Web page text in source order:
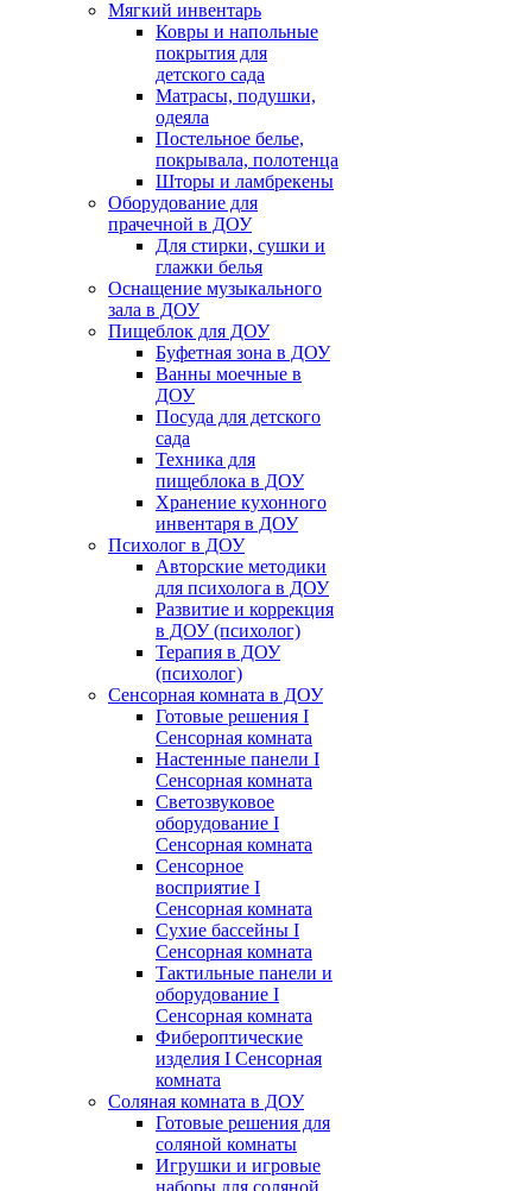
Мягкий инвентарь
Ковры и напольные
покрытия для
детского сада
Матрасы, подушки,
одеяла
Постельное белье,
покрывала, полотенца
Шторы и ламбрекены
Оборудование для
прачечной в ДОУ
Для стирки, сушки и
глажки белья
Оснащение музыкального
зала в ДОУ
Пищеблок для ДОУ
Буфетная зона в ДОУ
Ванны моечные в
ДОУ
Посуда для детского
сада
Техника для
пищеблока в ДОУ
Хранение кухонного
инвентаря в ДОУ
Психолог в ДОУ
Авторские методики
для психолога в ДОУ
Развитие и коррекция
в ДОУ (психолог)
Терапия в ДОУ
(психолог)
Сенсорная комната в ДОУ
Готовые решения I
Сенсорная комната
Настенные панели I
Сенсорная комната
Светозвуковое
оборудование I
Сенсорная комната
Сенсорное
восприятие I
Сенсорная комната
Сухие бассейны I
Сенсорная комната
Тактильные панели и
оборудование I
Сенсорная комната
Фибероптические
изделия I Сенсорная
комната
Соляная комната в ДОУ
Готовые решения для
соляной комнаты
Игрушки и игровые
наборы для соляной